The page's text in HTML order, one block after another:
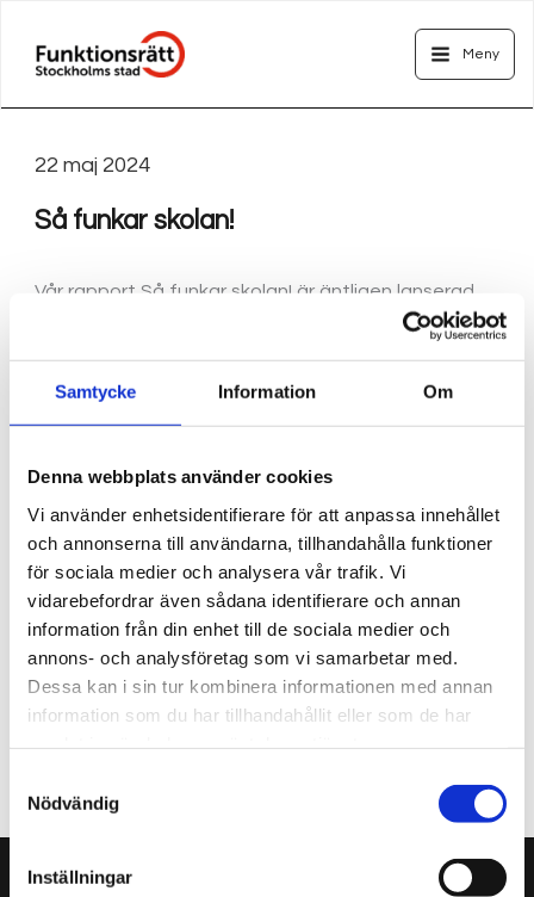
Samtycke Information Om
Denna webbplats använder cookies
Vi använder enhetsidentifierare för att anpassa innehållet
och annonserna till användarna, tillhandahålla funktioner
för sociala medier och analysera vår trafik. Vi
vidarebefordrar även sådana identifierare och annan
information från din enhet till de sociala medier och
annons- och analysföretag som vi samarbetar med.
Dessa kan i sin tur kombinera informationen med annan
information som du har tillhandahållit eller som de har
Nödvändig
Inställningar
innehåll
Main
Menu
Meny
22 maj 2024
Så funkar skolan!
Vår rapport Så funkar skolan! är äntligen lanserad.
ombudsman
Telefon 073-808 57 79
E-postsandra.lindquist@funktionsrattstockholm.se